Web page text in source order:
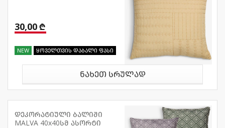
30,00 ₾
NEW ყოველთვის დაბალი ფასი
ნახეთ სრულად
დეკორატიული ბალიში
MALVA 40x40სმ ასორტი